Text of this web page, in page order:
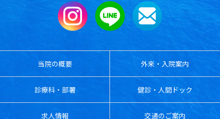
当院の概要 外来・入院案内
診療科・部署 健診・人間ドック
求人情報 交通のご案内